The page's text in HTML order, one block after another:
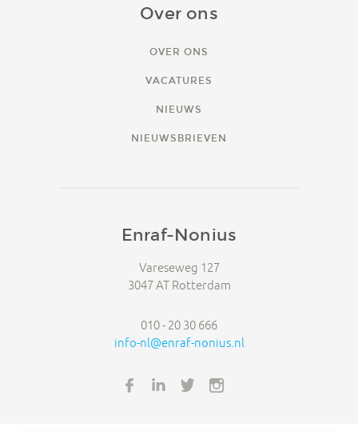
Over ons
OVER ONS
VACATURES
NIEUWS
NIEUWSBRIEVEN
Enraf-Nonius
Vareseweg 127
3047 AT Rotterdam
010 - 20 30 666
info-nl@enraf-nonius.nl
FACEBOOK
LINKEDINTWITTER